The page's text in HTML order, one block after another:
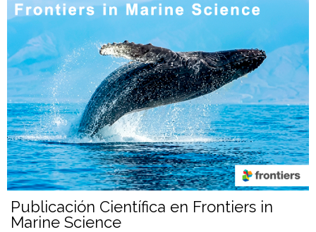
Publicación Científica en Frontiers in
Marine Science